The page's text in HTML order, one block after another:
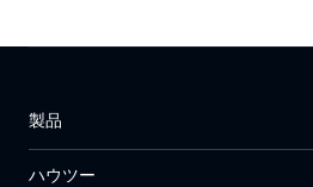
製品
ハウツー